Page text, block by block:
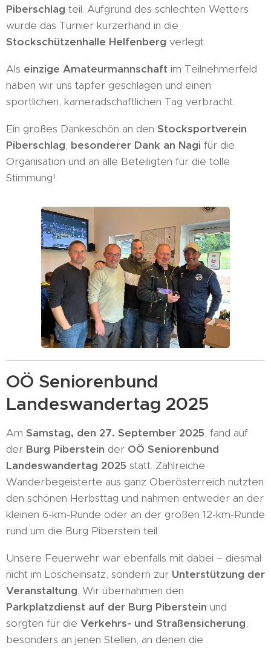
Piberschlag teil. Aufgrund des schlechten Wetters
wurde das Turnier kurzerhand in die
Stockschützenhalle Helfenberg verlegt. 🌧️
Als einzige Amateurmannschaft im Teilnehmerfeld
haben wir uns tapfer geschlagen und einen
sportlichen, kameradschaftlichen Tag verbracht. 💪
Ein großes Dankeschön an den Stocksportverein
Piberschlag, besonderer Dank an Nagi für die
Organisation und an alle Beteiligten für die tolle
Stimmung! 👏
OÖ Seniorenbund
Landeswandertag 2025
Am Samstag, den 27. September 2025, fand auf
der Burg Piberstein der OÖ Seniorenbund
Landeswandertag 2025 statt. Zahlreiche
Wanderbegeisterte aus ganz Oberösterreich nutzten
den schönen Herbsttag und nahmen entweder an der
kleinen 6-km-Runde oder an der großen 12-km-Runde
rund um die Burg Piberstein teil.
Unsere Feuerwehr war ebenfalls mit dabei – diesmal
nicht im Löscheinsatz, sondern zur Unterstützung der
Veranstaltung. Wir übernahmen den
Parkplatzdienst auf der Burg Piberstein und
sorgten für die Verkehrs- und Straßensicherung,
besonders an jenen Stellen, an denen die